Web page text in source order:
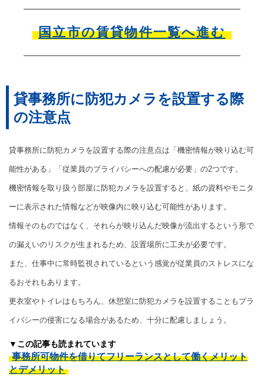
国立市の賃貸物件一覧へ進む
貸事務所に防犯カメラを設置する際
の注意点
貸事務所に防犯カメラを設置する際の注意点は「機密情報が映り込む可
能性がある」「従業員のプライバシーへの配慮が必要」の2つです。
機密情報を取り扱う部屋に防犯カメラを設置すると、紙の資料やモニタ
ーに表示された情報などが映像内に映り込む可能性があります。
情報そのものではなく、それらが映り込んだ映像が流出するという形で
の漏えいのリスクが生まれるため、設置場所に工夫が必要です。
また、仕事中に常時監視されているという感覚が従業員のストレスにな
るおそれもあります。
更衣室やトイレはもちろん、休憩室に防犯カメラを設置することもプラ
イバシーの侵害になる場合があるため、十分に配慮しましょう。
▼この記事も読まれています
事務所可物件を借りてフリーランスとして働くメリット
とデメリット